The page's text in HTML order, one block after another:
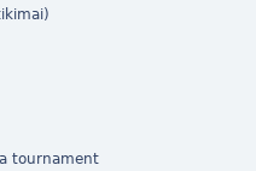
tournament